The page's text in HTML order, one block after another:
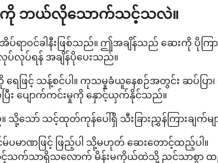
င်း) ကို ဘယ်လိုသောက်သင့်သလဲ။
ပ်ရာဝင်ခါနီးဖြစ်သည်။ ဤအချိန်သည် ဆေးကို
ပ်လုပ်ရန် အချိန်ပိုပေးသည်။
ေဖြင့် သန့်စင်ပါ။ ကုသမှုခံယူနေစဉ်အတွင်း ဆပ်ပြ
း ပျောက်ကင်းမှုကို နှောင့်ယှက်နိုင်သည်။
သို့သော် သင့်ထုတ်ကုန်ပေါ်ရှိ သီးခြားညွှန်ကြားချက်
ပမာဏဖြင့် ဖြည့်ပါ သို့မဟုတ် ဆေးတောင့်ထည့်ပါ။
င့်သက်သာရှိသလောက် မိန်းမကိုယ်ထဲသို့ ညင်သာစွာ ထ